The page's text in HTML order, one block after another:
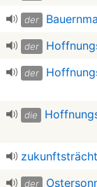
der
der
der
die
der